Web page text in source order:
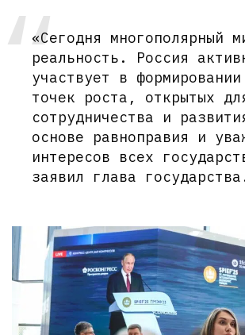
«Сегодня многополярный
реальность. Россия
участвует в
точек роста, открытых
сотрудничества и
основе равноправия и
интересов всех
заявил глава